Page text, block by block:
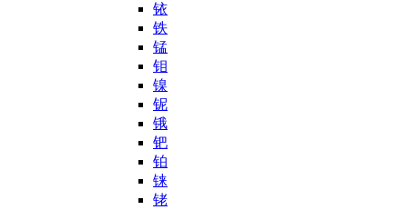
铱
铁
锰
钼
镍
铌
锇
钯
铂
铼
铑